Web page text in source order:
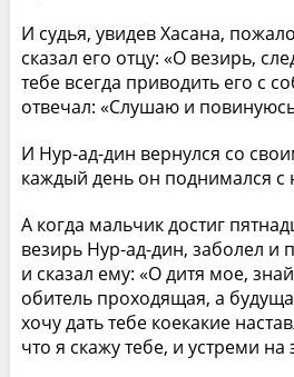
И судья, увидев Хасана,
сказал его отцу: «О везирь,
тебе всегда приводить его с
отвечал: «Слушаю и
И Нур-ад-дин вернулся со
каждый день он поднимался с
А когда мальчик достиг
везирь Нур-ад-дин, заболел и
и сказал ему: «О дитя мое,
обитель проходящая, а
хочу дать тебе коекакие
что я скажу тебе, и устреми на